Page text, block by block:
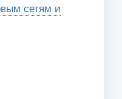
сетям и